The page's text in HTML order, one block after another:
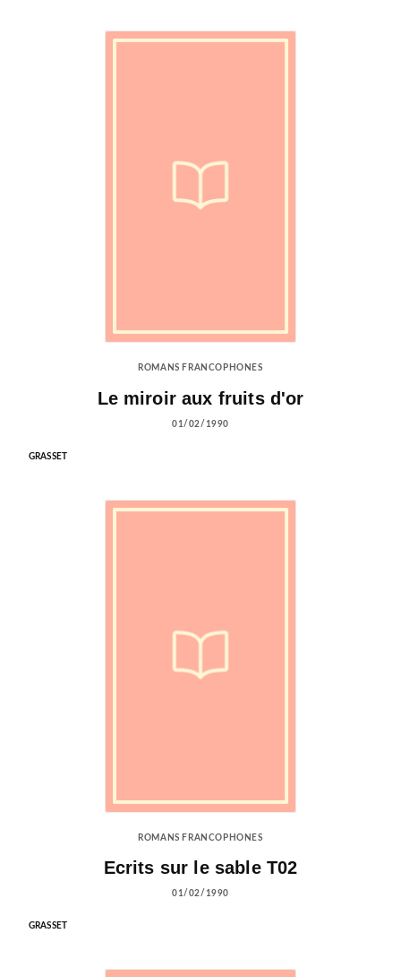
ROMANS FRANCOPHONES
Le miroir aux fruits d'or
01/02/1990
GRASSET
ROMANS FRANCOPHONES
Ecrits sur le sable T02
01/02/1990
GRASSET